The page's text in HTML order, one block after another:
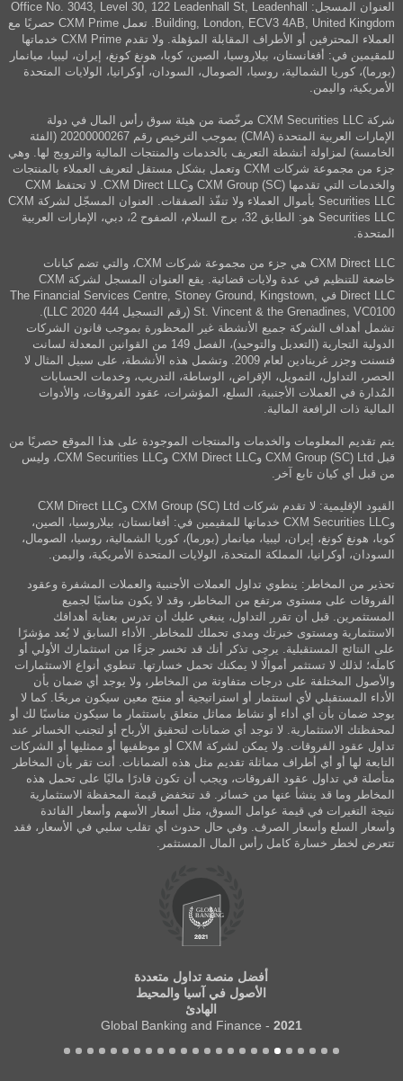
العنوان المسجل: Office No. 3043, Level 30, 122 Leadenhall St, Leadenhall
Building, London, ECV3 4AB, United Kingdom. تعمل CXM Prime حصريًا مع
العملاء المحترفين أو الأطراف المقابلة المؤهلة. ولا تقدم CXM Prime خدماتها
للمقيمين في: أفغانستان، بيلاروسيا، الصين، كوبا، هونغ كونغ، إيران، ليبيا، ميانمار
(بورما)، كوريا الشمالية، روسيا، الصومال، السودان، أوكرانيا، الولايات المتحدة
الأمريكية، واليمن.
شركة CXM Securities LLC مرخّصة من هيئة سوق رأس المال في دولة
الإمارات العربية المتحدة (CMA) بموجب الترخيص رقم 20200000267 (الفئة
الخامسة) لمزاولة أنشطة التعريف بالخدمات والمنتجات المالية والترويج لها. وهي
جزء من مجموعة شركات CXM وتعمل بشكل مستقل لتعريف العملاء بالمنتجات
والخدمات التي تقدمها CXM Group (SC) وCXM Direct LLC. لا تحتفظ CXM
Securities LLC بأموال العملاء ولا تنفّذ الصفقات. العنوان المسجّل لشركة CXM
Securities LLC هو: الطابق 32، برج السلام، الصفوح 2، دبي، الإمارات العربية
المتحدة.
CXM Direct LLC هي جزء من مجموعة شركات CXM، والتي تضم كيانات
خاضعة للتنظيم في عدة ولايات قضائية. يقع العنوان المسجل لشركة CXM
Direct LLC في The Financial Services Centre, Stoney Ground, Kingstown,
St. Vincent & the Grenadines, VC0100 (رقم التسجيل 444 LLC 2020).
تشمل أهداف الشركة جميع الأنشطة غير المحظورة بموجب قانون الشركات
الدولية التجارية (التعديل والتوحيد)، الفصل 149 من القوانين المعدلة لسانت
فنسنت وجزر غرينادين لعام 2009. وتشمل هذه الأنشطة، على سبيل المثال لا
الحصر، التداول، التمويل، الإقراض، الوساطة، التدريب، وخدمات الحسابات
المُدارة في العملات الأجنبية، السلع، المؤشرات، عقود الفروقات، والأدوات
المالية ذات الرافعة المالية.
يتم تقديم المعلومات والخدمات والمنتجات الموجودة على هذا الموقع حصريًا من
قبل CXM Group (SC) Ltd وCXM Direct LLC وCXM Securities LLC، وليس
من قبل أي كيان تابع آخر.
القيود الإقليمية: لا تقدم شركات CXM Group (SC) Ltd وCXM Direct LLC
وCXM Securities LLC خدماتها للمقيمين في: أفغانستان، بيلاروسيا، الصين،
كوبا، هونغ كونغ، إيران، ليبيا، ميانمار (بورما)، كوريا الشمالية، روسيا، الصومال،
السودان، أوكرانيا، المملكة المتحدة، الولايات المتحدة الأمريكية، واليمن.
تحذير من المخاطر: ينطوي تداول العملات الأجنبية والعملات المشفرة وعقود
الفروقات على مستوى مرتفع من المخاطر، وقد لا يكون مناسبًا لجميع
المستثمرين. قبل أن تقرر التداول، ينبغي عليك أن تدرس بعناية أهدافك
الاستثمارية ومستوى خبرتك ومدى تحملك للمخاطر. الأداء السابق لا يُعد مؤشرًا
على النتائج المستقبلية. يرجى تذكر أنك قد تخسر جزءًا من استثمارك الأولي أو
كاملَه؛ لذلك لا تستثمر أموالًا لا يمكنك تحمل خسارتها. تنطوي أنواع الاستثمارات
والأصول المختلفة على درجات متفاوتة من المخاطر، ولا يوجد أي ضمان بأن
الأداء المستقبلي لأي استثمار أو استراتيجية أو منتج معين سيكون مربحًا. كما لا
يوجد ضمان بأن أي أداء أو نشاط مماثل متعلق باستثمار ما سيكون مناسبًا لك أو
لمحفظتك الاستثمارية. لا توجد أي ضمانات لتحقيق الأرباح أو لتجنب الخسائر عند
تداول عقود الفروقات. ولا يمكن لشركة CXM أو موظفيها أو ممثليها أو الشركات
التابعة لها أو أي أطراف مماثلة تقديم مثل هذه الضمانات. أنت تقر بأن المخاطر
متأصلة في تداول عقود الفروقات، ويجب أن تكون قادرًا ماليًا على تحمل هذه
المخاطر وما قد ينشأ عنها من خسائر. قد تنخفض قيمة المحفظة الاستثمارية
نتيجة التغيرات في قيمة عوامل السوق، مثل أسعار الأسهم وأسعار الفائدة
وأسعار السلع وأسعار الصرف. وفي حال حدوث أي تقلب سلبي في الأسعار، فقد
تتعرض لخطر خسارة كامل رأس المال المستثمر.
أفضل منصة تداول متعددة
الأصول في آسيا والمحيط
الهادئ
2021
- Global Banking and Finance